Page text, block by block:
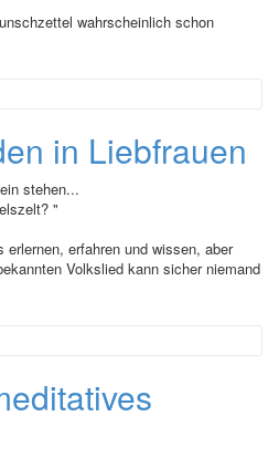
wahrscheinlich schon
in Liebfrauen
stehen...
"
erlernen, erfahren und wissen, aber
Volkslied kann sicher niemand